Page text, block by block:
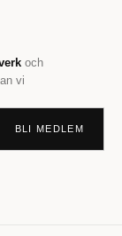
och
vi
BLI MEDLEM